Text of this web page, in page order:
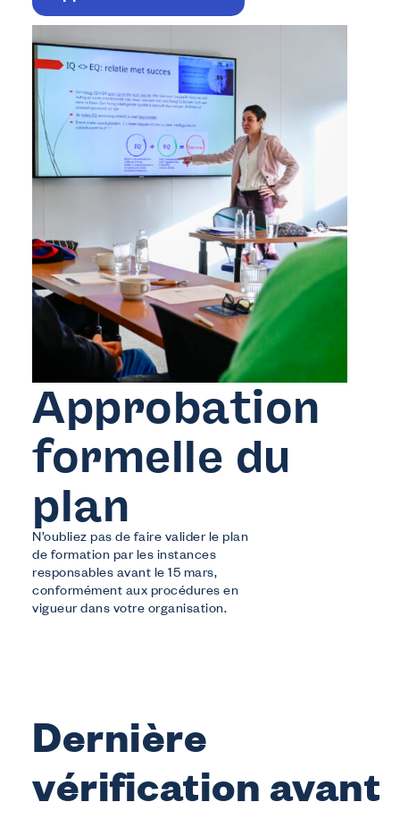
Nous offrons
Formations
Formations gratuites adaptées aux besoins du secteur.
Soutien financier
Demandez des subsides à Co-valent pour vos initiatives de formation.
Conseil
Nous informons
Sur nous
FAQ
Inspiration du secteur
Approbation
formelle du
plan
N’oubliez pas de faire valider le plan
de formation par les instances
responsables avant le 15 mars,
conformément aux procédures en
vigueur dans votre organisation.
Dernière
vérification avant